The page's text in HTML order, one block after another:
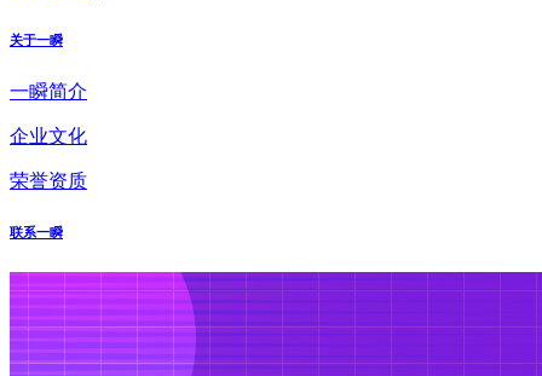
关于一瞬
一瞬简介
企业文化
荣誉资质
联系一瞬